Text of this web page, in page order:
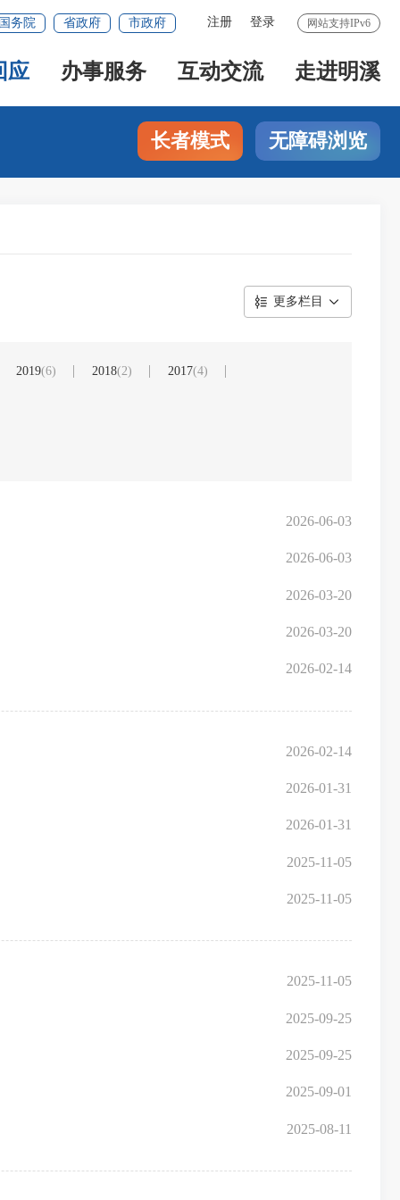
网站支持IPv6
注册 登录
国务院 省政府 市政府
应 办事服务 互动交流 走进明溪
长者模式 无障碍浏览
更多栏目
2019(6) 2018(2) 2017(4)
2026-06-03
2026-06-03
2026-03-20
2026-03-20
2026-02-14
2026-02-14
2026-01-31
2026-01-31
2025-11-05
2025-11-05
2025-11-05
2025-09-25
2025-09-25
2025-09-01
2025-08-11